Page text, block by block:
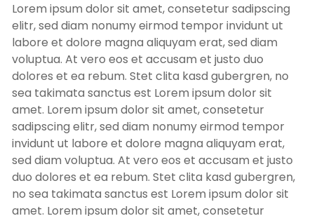
Lorem ipsum dolor sit amet, consetetur sadipscing
elitr, sed diam nonumy eirmod tempor invidunt ut
labore et dolore magna aliquyam erat, sed diam
voluptua. At vero eos et accusam et justo duo
dolores et ea rebum. Stet clita kasd gubergren, no
sea takimata sanctus est Lorem ipsum dolor sit
amet. Lorem ipsum dolor sit amet, consetetur
sadipscing elitr, sed diam nonumy eirmod tempor
invidunt ut labore et dolore magna aliquyam erat,
sed diam voluptua. At vero eos et accusam et justo
duo dolores et ea rebum. Stet clita kasd gubergren,
no sea takimata sanctus est Lorem ipsum dolor sit
amet. Lorem ipsum dolor sit amet, consetetur